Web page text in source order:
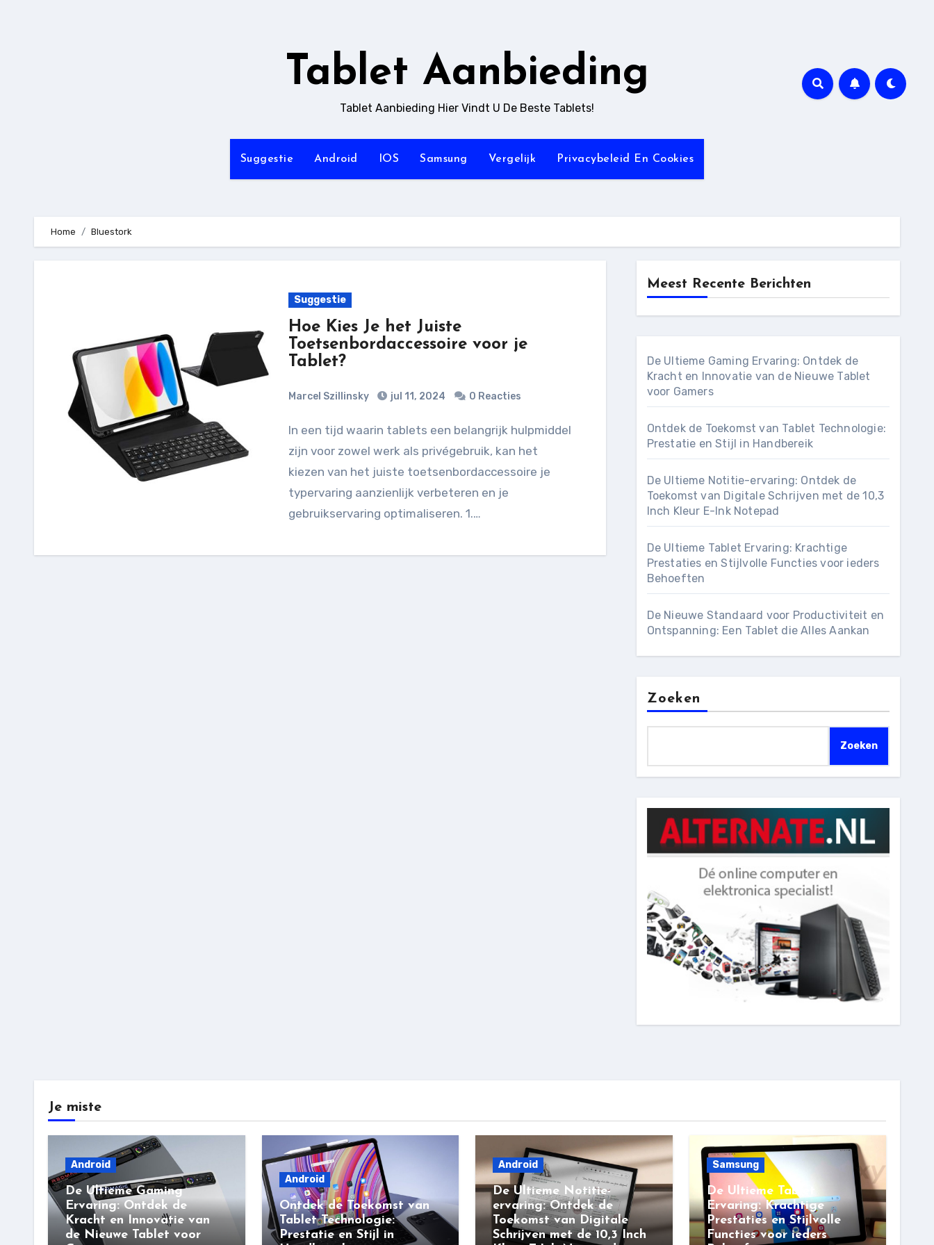
Tablet Aanbieding
Tablet Aanbieding Hier Vindt U De Beste Tablets!
Suggestie Android IOS Samsung Vergelijk Privacybeleid En Cookies
Home Bluestork
Suggestie
Hoe Kies Je het Juiste
Toetsenbordaccessoire voor je
Tablet?
Marcel Szillinsky jul 11, 2024 0 Reacties
In een tijd waarin tablets een belangrijk hulpmiddel
zijn voor zowel werk als privégebruik, kan het
kiezen van het juiste toetsenbordaccessoire je
typervaring aanzienlijk verbeteren en je
gebruikservaring optimaliseren. 1.…
Meest Recente Berichten
De Ultieme Gaming Ervaring: Ontdek de
Kracht en Innovatie van de Nieuwe Tablet
voor Gamers
Ontdek de Toekomst van Tablet Technologie:
Prestatie en Stijl in Handbereik
De Ultieme Notitie-ervaring: Ontdek de
Toekomst van Digitale Schrijven met de 10,3
Inch Kleur E-Ink Notepad
De Ultieme Tablet Ervaring: Krachtige
Prestaties en Stijlvolle Functies voor ieders
Behoeften
De Nieuwe Standaard voor Productiviteit en
Ontspanning: Een Tablet die Alles Aankan
Zoeken
Zoeken
Je miste
Android
De Ultieme Gaming
Ervaring: Ontdek de
Kracht en Innovatie van
de Nieuwe Tablet voor
Android
Ontdek de Toekomst van
Tablet Technologie:
Prestatie en Stijl in
Android
De Ultieme Notitie-
ervaring: Ontdek de
Toekomst van Digitale
Schrijven met de 10,3 Inch
Samsung
De Ultieme Tablet
Ervaring: Krachtige
Prestaties en Stijlvolle
Functies voor ieders